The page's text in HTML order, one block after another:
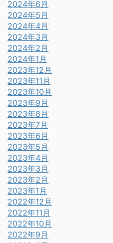
2024年6月
2024年5月
2024年4月
2024年3月
2024年2月
2024年1月
2023年12月
2023年11月
2023年10月
2023年9月
2023年8月
2023年7月
2023年6月
2023年5月
2023年4月
2023年3月
2023年2月
2023年1月
2022年12月
2022年11月
2022年10月
2022年9月